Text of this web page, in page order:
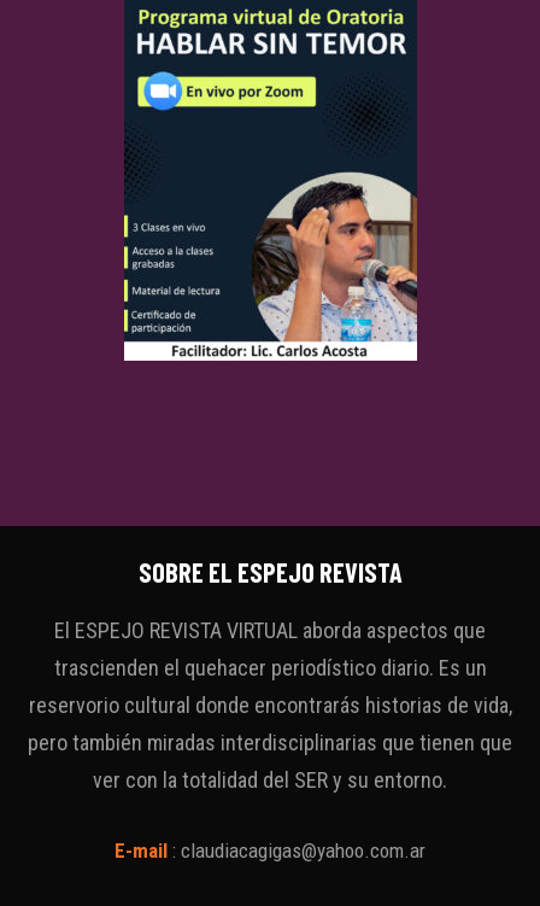
SOBRE EL ESPEJO REVISTA
El ESPEJO REVISTA VIRTUAL aborda aspectos que
trascienden el quehacer periodístico diario. Es un
reservorio cultural donde encontrarás historias de vida,
pero también miradas interdisciplinarias que tienen que
ver con la totalidad del SER y su entorno.
E-mail : claudiacagigas@yahoo.com.ar